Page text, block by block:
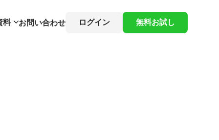
料 お問い合わせ ログイン 無料お試し